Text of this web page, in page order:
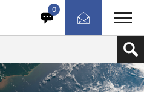
驗櫃搭配美國MTS Acumen
戶空間需求客製試驗箱，使材
0